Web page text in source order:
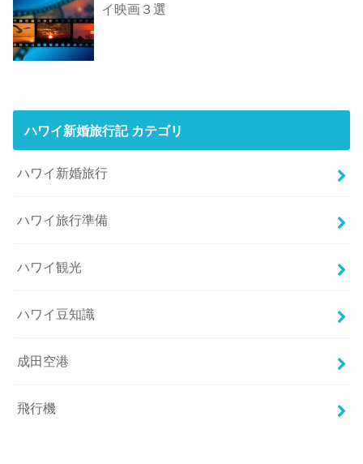
イ映画３選
ハワイ新婚旅行記 カテゴリ
ハワイ新婚旅行
ハワイ旅行準備
ハワイ観光
ハワイ豆知識
成田空港
飛行機